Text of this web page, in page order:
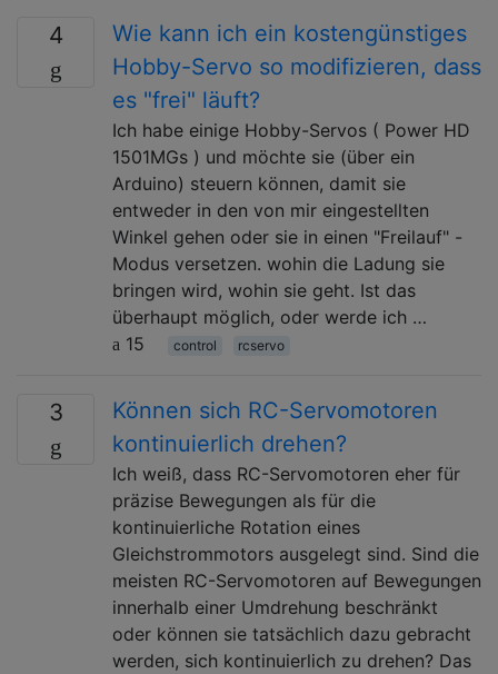
4
Wie kann ich ein kostengünstiges
Hobby-Servo so modifizieren, dass
es "frei" läuft?
Ich habe einige Hobby-Servos ( Power HD
1501MGs ) und möchte sie (über ein
Arduino) steuern können, damit sie
entweder in den von mir eingestellten
Winkel gehen oder sie in einen "Freilauf" -
Modus versetzen. wohin die Ladung sie
bringen wird, wohin sie geht. Ist das
überhaupt möglich, oder werde ich …
15
control rcservo
3
Können sich RC-Servomotoren
kontinuierlich drehen?
Ich weiß, dass RC-Servomotoren eher für
präzise Bewegungen als für die
kontinuierliche Rotation eines
Gleichstrommotors ausgelegt sind. Sind die
meisten RC-Servomotoren auf Bewegungen
innerhalb einer Umdrehung beschränkt
oder können sie tatsächlich dazu gebracht
werden, sich kontinuierlich zu drehen? Das